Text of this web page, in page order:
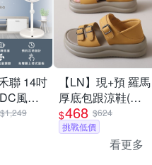
聯 14吋
風扇
$1,249
【LN】現+預 羅馬
厚底包跟涼鞋(女
鞋/軟底/透氣)
$468 $624
挑戰低價
看更多